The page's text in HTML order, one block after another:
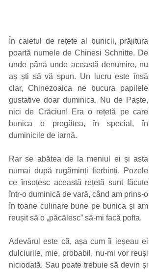
În caietul de rețete al bunicii, prăjitura
poartă numele de Chinesi Schnitte. De
unde până unde această denumire, nu
aș ști să vă spun. Un lucru este însă
clar, Chinezoaica ne bucura papilele
gustative doar duminica. Nu de Paște,
nici de Crăciun! Era o rețetă pe care
bunica o pregătea, în special, în
duminicile de iarnă.
Rar se abătea de la meniul ei și asta
numai după rugăminți fierbinți. Pozele
ce însoțesc această rețetă sunt făcute
într-o duminică de vară, când am prins-o
în toane culinare bune pe bunica și am
reușit să o „păcălesc” să-mi facă pofta.
Adevărul este că, așa cum îi ieșeau ei
dulciurile, mie, probabil, nu-mi vor reuși
niciodată. Sau poate trebuie să devin și